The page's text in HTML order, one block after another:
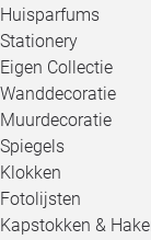
Huisparfums
Stationery
Eigen Collectie
Wanddecoratie
Muurdecoratie
Spiegels
Klokken
Fotolijsten
Kapstokken &